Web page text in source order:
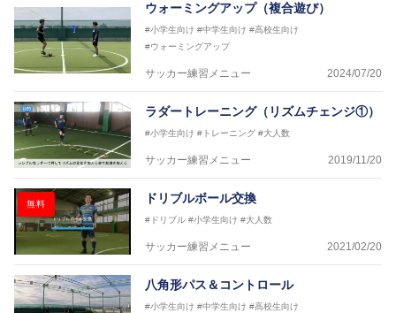
ウォーミングアップ（複合遊び）
#小学生向け #中学生向け #高校生向け
#ウォーミングアップ
サッカー練習メニュー 2024/07/20
ラダートレーニング（リズムチェンジ①）
#小学生向け #トレーニング #大人数
サッカー練習メニュー 2019/11/20
無料 ドリブルボール交換
#ドリブル #小学生向け #大人数
サッカー練習メニュー 2021/02/20
八角形パス＆コントロール
#小学生向け #中学生向け #高校生向け